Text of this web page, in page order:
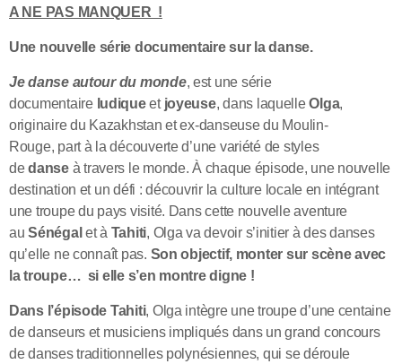
A NE PAS MANQUER !
Une nouvelle série documentaire sur la danse.
Je danse autour du monde, est une série
documentaire ludiqueet joyeuse, dans laquelleOlga,
originaire du Kazakhstan et ex-danseuse du Moulin-
Rouge, part à la découverte d’une variété de styles
dedanseà travers le monde. À chaque épisode, une nouvelle
destination et un défi : découvrir la culture locale en intégrant
une troupe du pays visité. Dans cette nouvelle aventure
auSénégal et à Tahiti, Olga va devoir s’initier à des danses
qu’elle ne connaît pas. Son objectif, monter sur scène avec
la troupe… si elle s’en montre digne !
Dans l’épisode Tahiti, Olga intègre une troupe d’une centaine
de danseurs et musiciens impliqués dans un grand concours
de danses traditionnelles polynésiennes, qui se déroule